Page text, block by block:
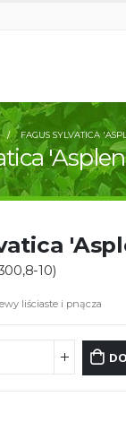
FAGUS SYLVATICA
10)
liściaste i pnącza